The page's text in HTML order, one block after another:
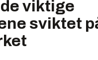
viktige
sviktet